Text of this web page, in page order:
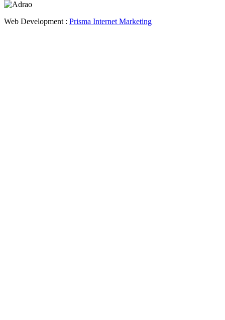
Web Development : Prisma Internet Marketing